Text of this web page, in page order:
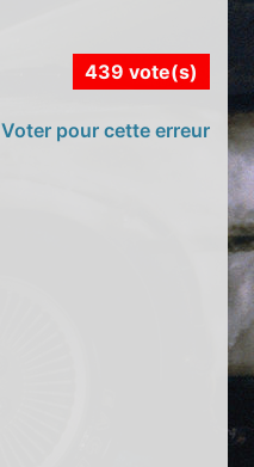
439 vote(s)
Voter pour cette erreur